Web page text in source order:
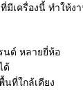
ที่มีเครื่องนี้ ทำใ
นด์ หลายยี่ห้อ
ด้
นที่ใกล้เคียง